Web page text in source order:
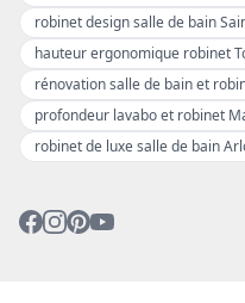
robinet design salle de bain
hauteur ergonomique robinet
rénovation salle de bain et
profondeur lavabo et robinet
robinet de luxe salle de bain